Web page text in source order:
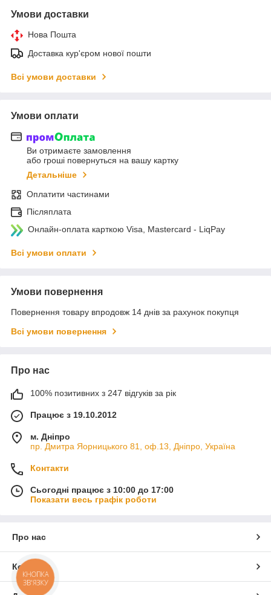
Умови доставки
Нова Пошта
Доставка кур'єром нової пошти
Всі умови доставки
Умови оплати
Ви отримаєте замовлення
або гроші повернуться на вашу картку
Детальніше
Оплатити частинами
Післяплата
Онлайн-оплата карткою Visa, Mastercard - LiqPay
Всі умови оплати
Умови повернення
Повернення товару впродовж 14 днів за рахунок покупця
Всі умови повернення
Про нас
100% позитивних з 247 відгуків за рік
Працює з 19.10.2012
м. Дніпро
пр. Дмитра Яорницького 81, оф.13, Дніпро, Україна
Контакти
Сьогодні працює з 10:00 до 17:00
Показати весь графік роботи
Про нас
Контакти
КНОПКА
ЗВ'ЯЗКУ